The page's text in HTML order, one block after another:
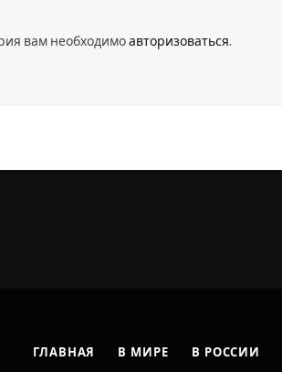
вам необходимоавторизоваться.
ГЛАВНАЯ В МИРЕ В РОССИИ